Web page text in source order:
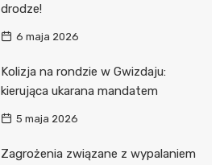
drodze!
6 maja 2026
Kolizja na rondzie w Gwizdaju:
kierująca ukarana mandatem
5 maja 2026
Zagrożenia związane z wypalaniem